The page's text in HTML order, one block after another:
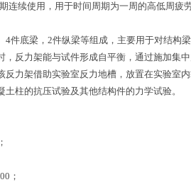
连续使用，用于时间周期为一周的高低周疲劳
件底梁，2件纵梁等组成，主要用于对结构
，反力架能与试件形成自平衡，通过施加集
反力架借助实验室反力地槽，放置在实验室
柱的抗压试验及其他结构件的力学试验。
；